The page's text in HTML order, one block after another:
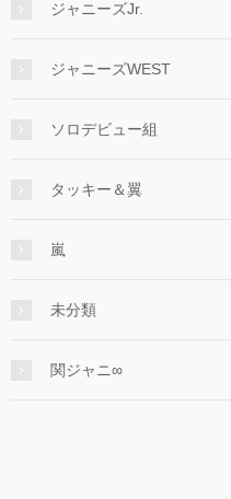
ジャニーズJr.
ジャニーズWEST
ソロデビュー組
タッキー＆翼
嵐
未分類
関ジャニ∞